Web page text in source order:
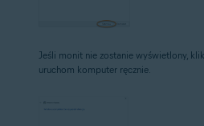
Jeśli monit nie zostanie wyświetlony,
uruchom komputer ręcznie.